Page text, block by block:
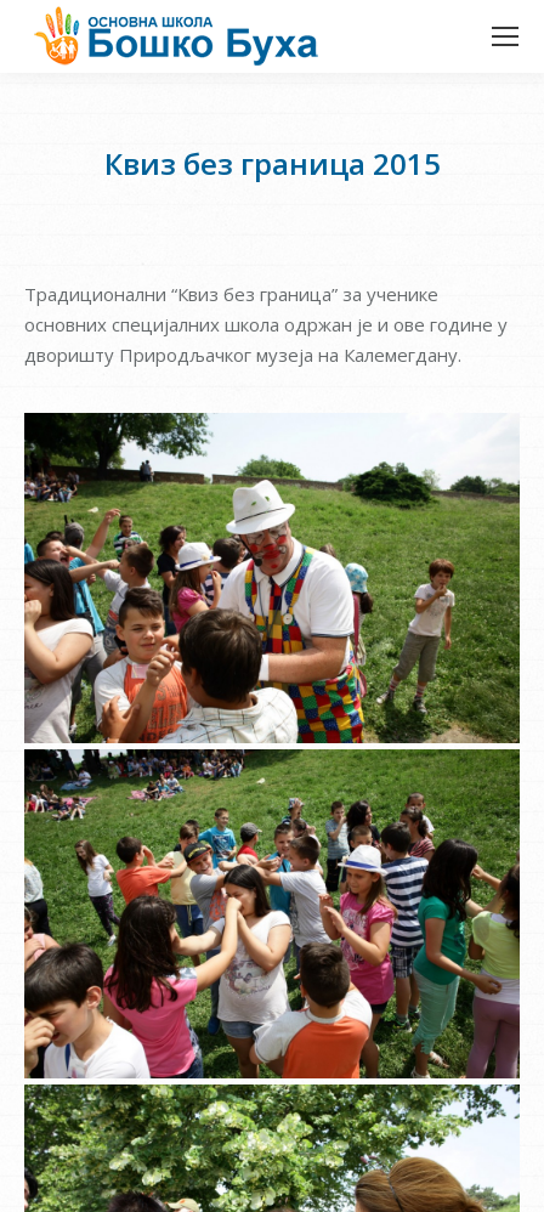
Квиз без граница 2015
Традиционални “Квиз без граница” за ученике
основних специјалних школа одржан је и ове године у
дворишту Природљачког музеја на Калемегдану.